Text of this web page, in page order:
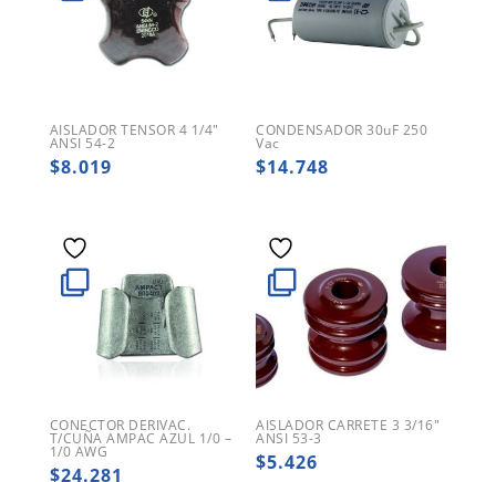
AISLADOR TENSOR 4 1/4″
ANSI 54-2
$8.019
CONDENSADOR 30uF 250
Vac
$14.748
CONECTOR DERIVAC.
T/CUÑA AMPAC AZUL 1/0 –
1/0 AWG
$24.281
AISLADOR CARRETE 3 3/16″
ANSI 53-3
$5.426